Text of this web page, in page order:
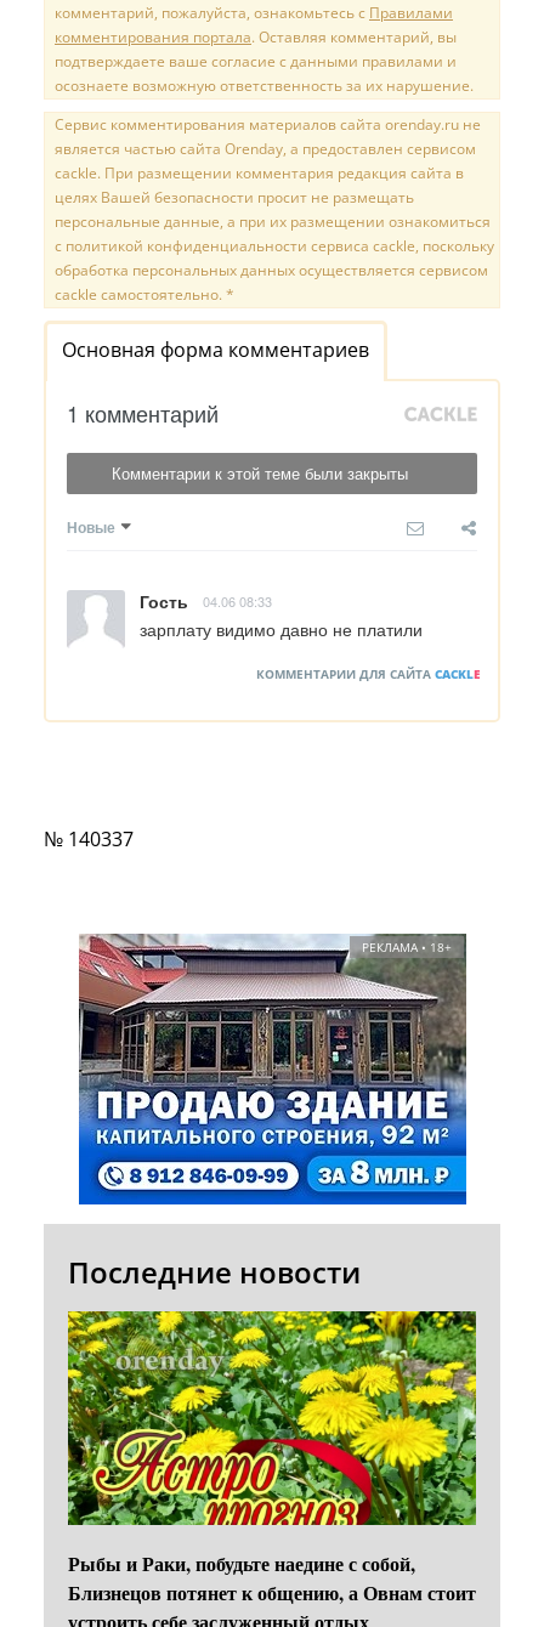
комментарий, пожалуйста, ознакомьтесь с Правилами
комментирования портала. Оставляя комментарий, вы
подтверждаете ваше согласие с данными правилами и
осознаете возможную ответственность за их нарушение.
Сервис комментирования материалов сайта orenday.ru не
является частью сайта Orenday, а предоставлен сервисом
cackle. При размещении комментария редакция сайта в
целях Вашей безопасности просит не размещать
персональные данные, а при их размещении ознакомиться
с политикой конфиденциальности сервиса cackle, поскольку
обработка персональных данных осуществляется сервисом
cackle самостоятельно. *
Основная форма комментариев
1 комментарий
Комментарии к этой теме были закрыты
Новые
Гость 04.06 08:33
зарплату видимо давно не платили
КОММЕНТАРИИ ДЛЯ САЙТА CACKLE
№ 140337
РЕКЛАМА • 18+
Последние новости
Рыбы и Раки, побудьте наедине с собой,
Близнецов потянет к общению, а Овнам стоит
устроить себе заслуженный отдых